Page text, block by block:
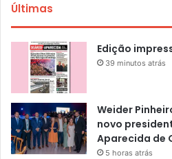
Últimas
Edição
39 minutos atrás
Weider
novo
Aparecida de
5 horas atrás